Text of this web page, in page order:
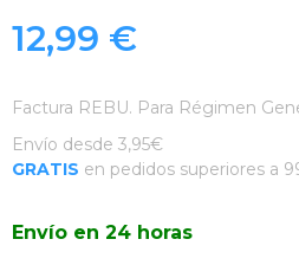
12,99 €
Factura REBU. Para Régimen
Envío desde 3,95€
GRATIS en pedidos superiores a
Envío en 24 horas